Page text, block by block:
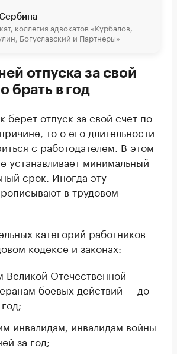
коллегия адвокатов «Курбалов,
Богуславский и Партнеры»
отпуска за свой
брать в год
берет отпуск за свой счет по
то о его длительности
с работодателем. В этом
устанавливает минимальный
срок. Иногда эту
в трудовом
категорий работников
кодексе и законах:
Великой Отечественной
боевых действий — до
инвалидам, инвалидам войны
за год;